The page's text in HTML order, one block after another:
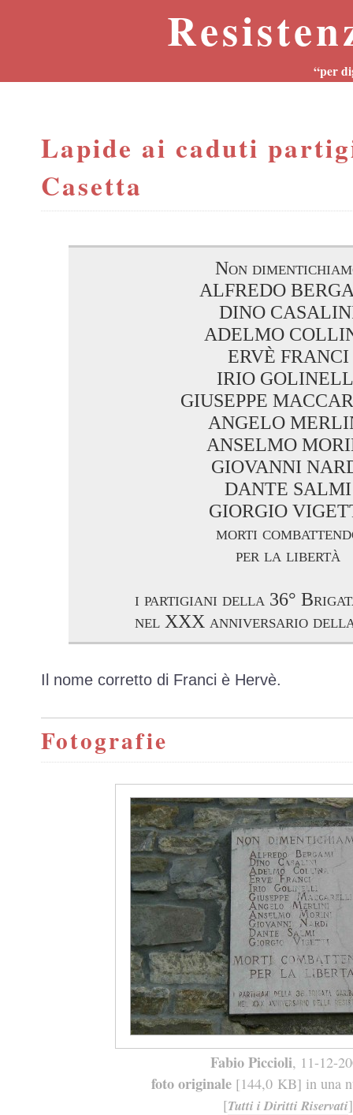
“per
Lapide ai caduti
Casetta
Non
ALFREDO
DINO
ADELMO
ERVÈ FRANCI
IRIO
GIUSEPPE
ANGELO
ANSELMO
GIOVANNI
DANTE SALMI
GIORGIO
morti
per la libertà
i partigiani della 36°
nel XXX anniversario della
Il nome corretto di Franci è Hervè.
Fotografie
Fabio Piccioli, 11-12-
foto originale [144,0 KB] in una
[Tutti i Diritti Riservati]